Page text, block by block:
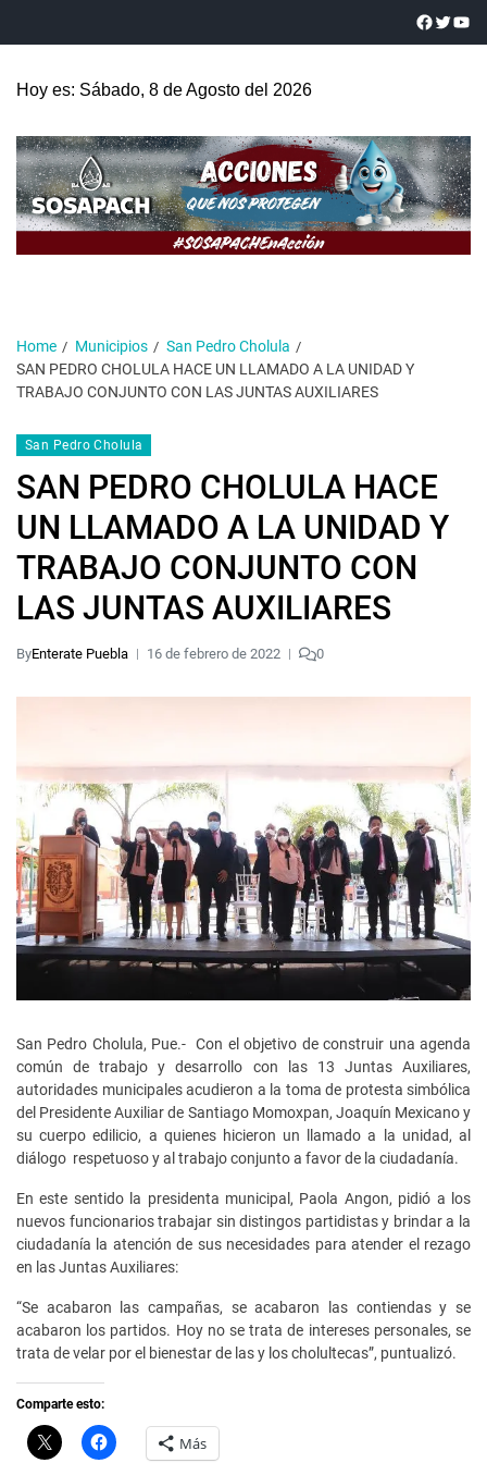
Hoy es: Sábado, 8 de Agosto del 2026
Home Municipios
San Pedro Cholula
SAN PEDRO CHOLULA HACE UN LLAMADO A LA UNIDAD Y
TRABAJO CONJUNTO CON LAS JUNTAS AUXILIARES
San Pedro Cholula
SAN PEDRO CHOLULA HACE
UN LLAMADO A LA UNIDAD Y
TRABAJO CONJUNTO CON
LAS JUNTAS AUXILIARES
ByEnterate Puebla 16 de febrero de 2022 0
San Pedro Cholula, Pue.- Con el objetivo de construir una agenda
común de trabajo y desarrollo con las 13 Juntas Auxiliares,
autoridades municipales acudieron a la toma de protesta simbólica
del Presidente Auxiliar de Santiago Momoxpan, Joaquín Mexicano y
su cuerpo edilicio, a quienes hicieron un llamado a la unidad, al
diálogo respetuoso y al trabajo conjunto a favor de la ciudadanía.
En este sentido la presidenta municipal, Paola Angon, pidió a los
nuevos funcionarios trabajar sin distingos partidistas y brindar a la
ciudadanía la atención de sus necesidades para atender el rezago
en las Juntas Auxiliares:
“Se acabaron las campañas, se acabaron las contiendas y se
acabaron los partidos. Hoy no se trata de intereses personales, se
trata de velar por el bienestar de las y los cholultecas”, puntualizó.
Comparte esto:
C
l
H
a Más